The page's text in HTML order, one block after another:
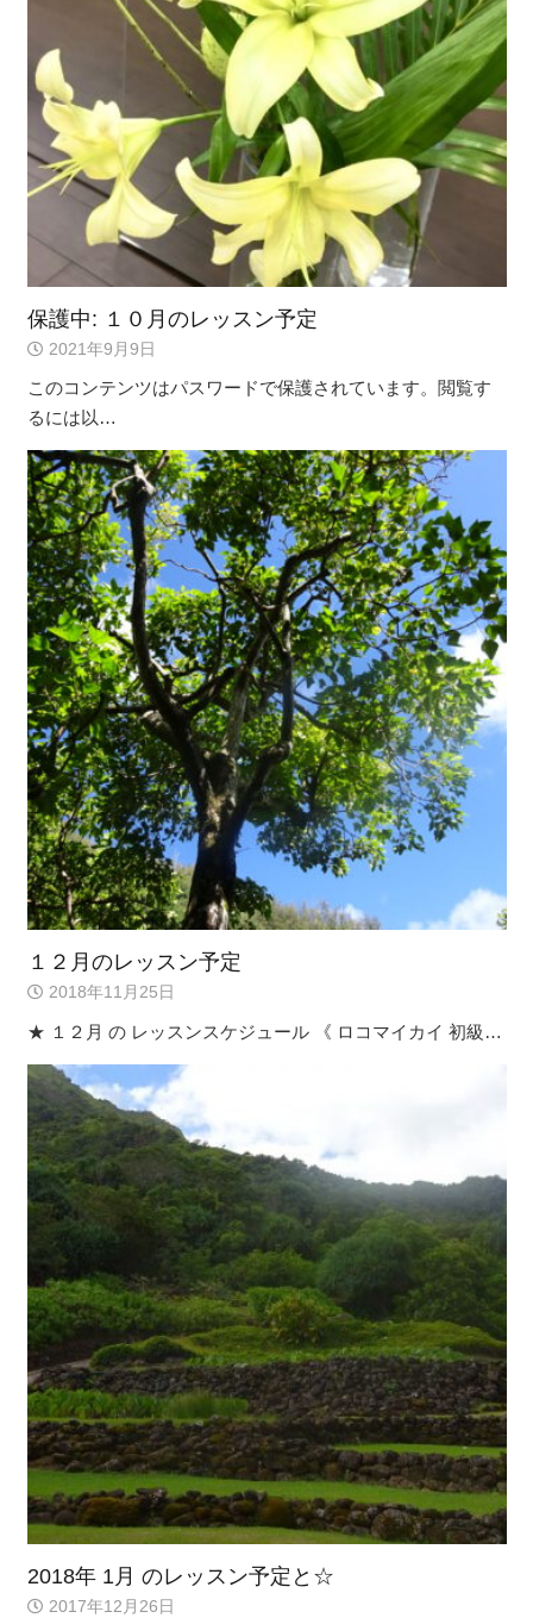
保護中: １０月のレッスン予定
2021年9月9日
このコンテンツはパスワードで保護されています。閲覧す
るには以…
１２月のレッスン予定
2018年11月25日
★ １２月 の レッスンスケジュール 《 ロコマイカイ 初級…
2018年 1月 のレッスン予定と☆
2017年12月26日